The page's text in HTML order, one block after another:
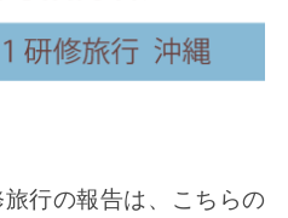
行の報告は、
こちらの